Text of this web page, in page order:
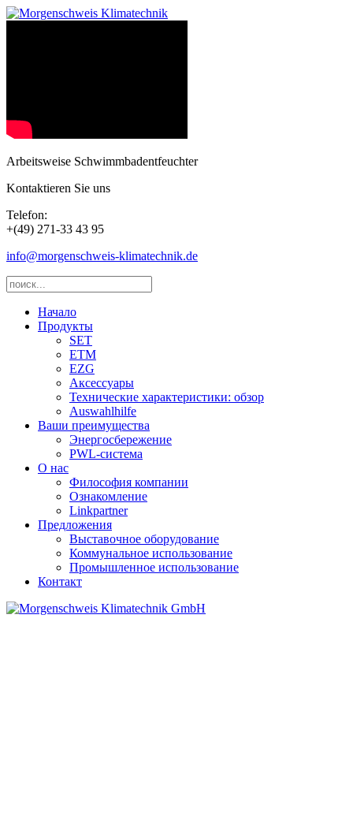
Arbeitsweise Schwimmbadentfeuchter
Kontaktieren Sie uns
Telefon:
+(49) 271-33 43 95
info@morgenschweis-klimatechnik.de
Начало
Продукты
SET
ETM
EZG
Аксессуары
Технические характеристики: обзор
Auswahlhilfe
Ваши преимущества
Энергосбережение
PWL-система
О нас
Философия компании
Ознакомление
Linkpartner
Предложения
Выставочное оборудование
Коммунальное использование
Промышленное использование
Контакт